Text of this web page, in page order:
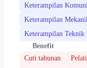
Keterampilan
Keterampilan
Keterampilan
Benefit
Cuti tahunan